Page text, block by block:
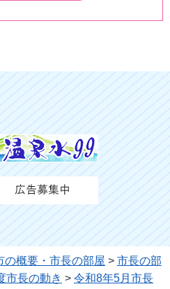
の概要・市長の部屋 > 市長の部
市長の動き > 令和8年5月市長